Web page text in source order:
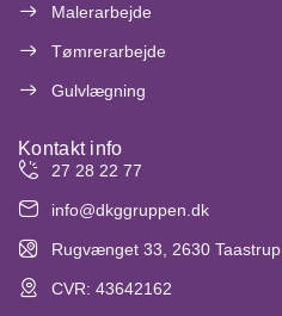
Malerarbejde
Tømrerarbejde
Gulvlægning
Kontakt info
27 28 22 77
info@dkggruppen.dk
Rugvænget 33, 2630 Taastrup
CVR: 43642162